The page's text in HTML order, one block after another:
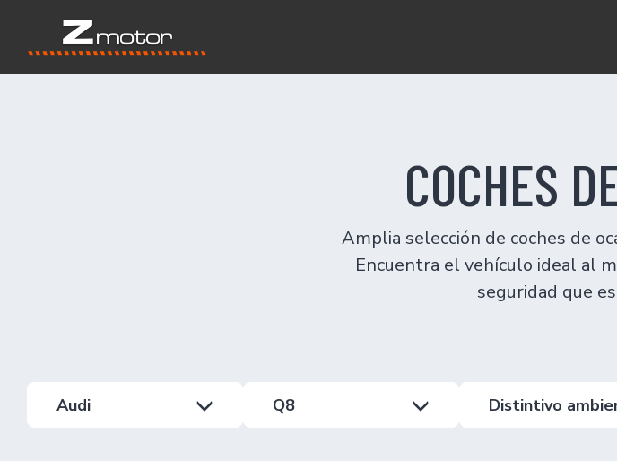
COCHES
Amplia selección de coches de
Encuentra el vehículo ideal al
seguridad que
Audi Q8 Distintivo